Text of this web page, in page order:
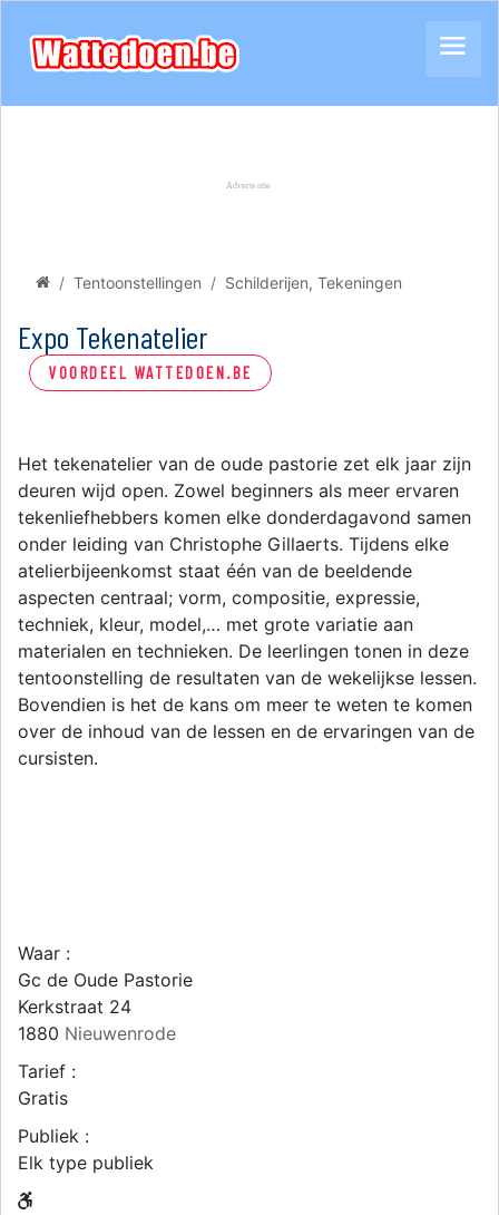
Tentoonstellingen Schilderijen, Tekeningen
Expo Tekenatelier
VOORDEEL WATTEDOEN.BE
Het tekenatelier van de oude pastorie zet elk jaar zijn
deuren wijd open. Zowel beginners als meer ervaren
tekenliefhebbers komen elke donderdagavond samen
onder leiding van Christophe Gillaerts. Tijdens elke
atelierbijeenkomst staat één van de beeldende
aspecten centraal; vorm, compositie, expressie,
techniek, kleur, model,… met grote variatie aan
materialen en technieken. De leerlingen tonen in deze
tentoonstelling de resultaten van de wekelijkse lessen.
Bovendien is het de kans om meer te weten te komen
over de inhoud van de lessen en de ervaringen van de
cursisten.
Waar :
Gc de Oude Pastorie
Kerkstraat 24
1880 Nieuwenrode
Tarief :
Gratis
Publiek :
Elk type publiek